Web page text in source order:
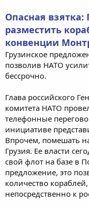
Опасная взятка:
разместить
конвенции
Грузинское
позволив НАТО
бессрочно.
Глава российского
комитета НАТО
телефонные
инициативе
Впрочем, помешать
Грузия. Ее власти
свой флот на базе в
предложение, это
количество
непосредственно к